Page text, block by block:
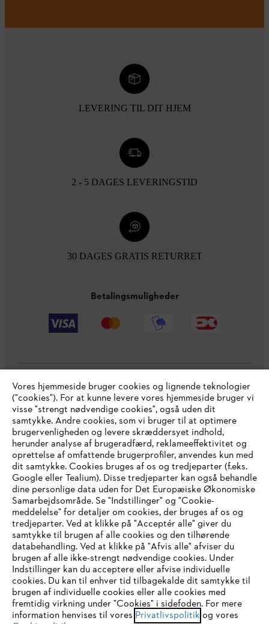
LEVERING TIL DIT HJEM
2 - 5 DAGES LEVERINGSTID
30 DAGES GRATIS RETURRET
Betalingsmuligheder
Virksomheden
STIHL FAQ
Service
Generelle vilkår og betingelser Privatlivspolitik
Juridisk meddelelse Cookies
Juridisk information
IHR BROWSER WIRD NICHT
UNTERSTÜTZT
Sie nutzen einen Browser, den wir noch nicht unterstützen. Für
eine optimale Nutzung unserer Seite empfehlen wir Ihnen, zu
einem der folgenden Browser zu wechseln:
Vores hjemmeside bruger cookies og lignende teknologier
("cookies"). For at kunne levere vores hjemmeside bruger vi
visse "strengt nødvendige cookies", også uden dit
samtykke. Andre cookies, som vi bruger til at optimere
brugervenligheden og levere skræddersyet indhold,
herunder analyse af brugeradfærd, reklameeffektivitet og
oprettelse af omfattende brugerprofiler, anvendes kun med
dit samtykke. Cookies bruges af os og tredjeparter (f.eks.
Google eller Tealium). Disse tredjeparter kan også behandle
dine personlige data uden for Det Europæiske Økonomiske
Samarbejdsområde. Se "Indstillinger" og "Cookie-
meddelelse" for detaljer om cookies, der bruges af os og
tredjeparter. Ved at klikke på "Acceptér alle" giver du
samtykke til brugen af alle cookies og den tilhørende
databehandling. Ved at klikke på "Afvis alle" afviser du
brugen af alle ikke-strengt nødvendige cookies. Under
Indstillinger kan du acceptere eller afvise individuelle
cookies. Du kan til enhver tid tilbagekalde dit samtykke til
brugen af individuelle cookies eller alle cookies med
fremtidig virkning under "Cookies" i sidefoden. For mere
information henvises til vores Privatlivspolitik og vores